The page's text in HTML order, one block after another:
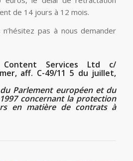
de 14 jours à 12 mois.
n’hésitez pas à nous demander
Services Ltd c/
aff. C-49/11 5 du juillet,
Parlement européen et du
concernant la protection
en matière de contrats à